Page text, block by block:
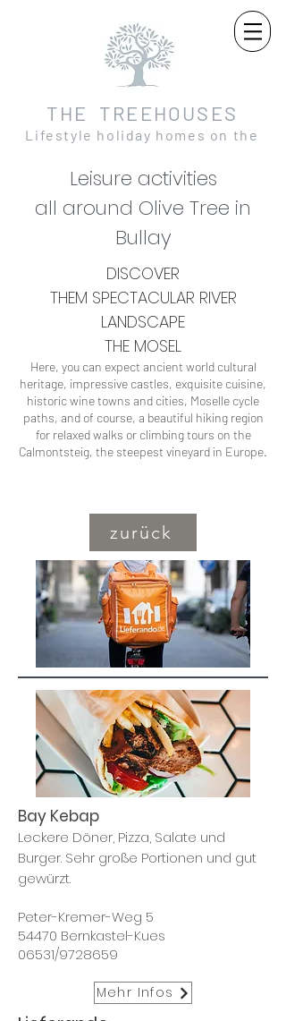
THE TREEHOUSES
Lifestyle holiday homes on the
Leisure activities
all around Olive Tree in
Bullay
DISCOVER
THEM SPECTACULAR RIVER
LANDSCAPE
THE MOSEL
Here, you can expect ancient world cultural
heritage, impressive castles, exquisite cuisine,
historic wine towns and cities, Moselle cycle
paths, and of course, a beautiful hiking region
for relaxed walks or climbing tours on the
Calmontsteig, the steepest vineyard in Europe.
zurück
Bay Kebap
Leckere Döner, Pizza, Salate und
Burger. Sehr große Portionen und gut
gewürzt.
Peter-Kremer-Weg 5
54470 Bernkastel-Kues
06531/9728659
Mehr Infos